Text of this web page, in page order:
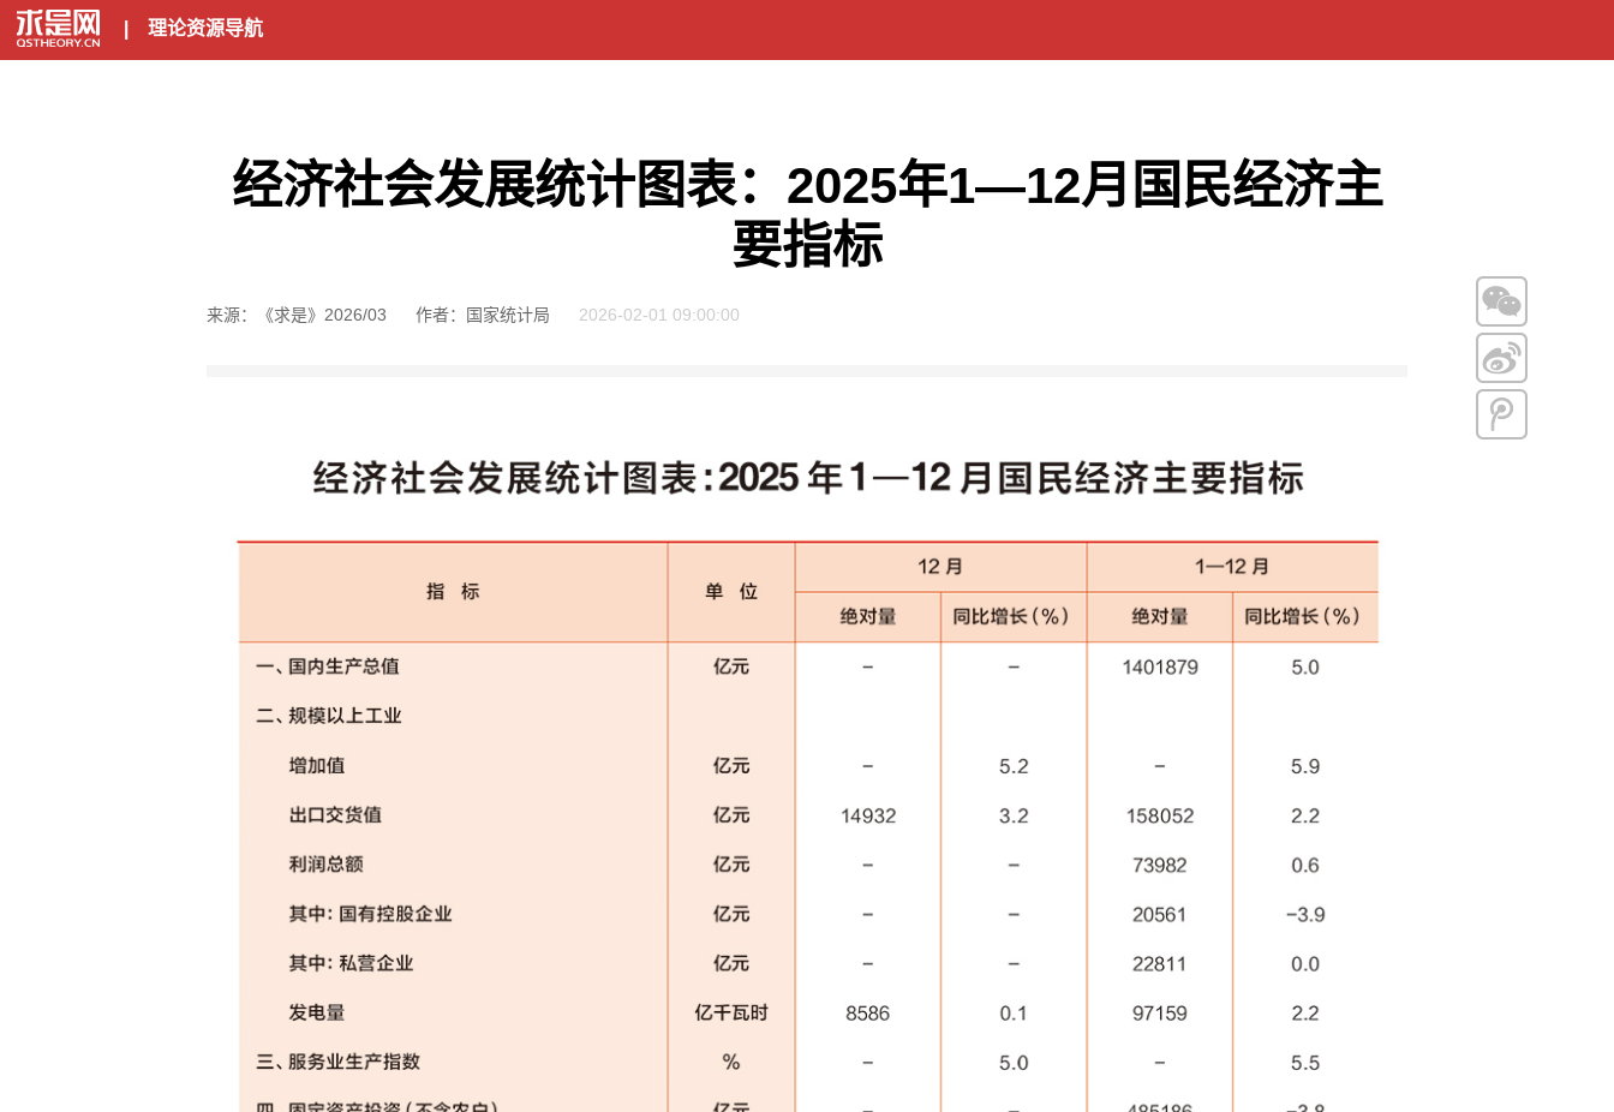
理论资源导航
经济社会发展统计图表：2025年1—12月国民经济主
要指标
来源：《求是》2026/03 作者：国家统计局 2026-02-01 09:00:00